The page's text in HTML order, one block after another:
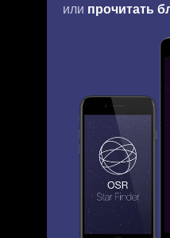
или прочитать